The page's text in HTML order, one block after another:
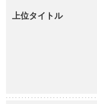
上位タイトル